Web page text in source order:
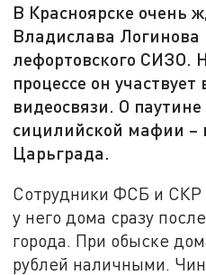
В Красноярске очень
Владислава Логинова
лефортовского СИЗО.
процессе он
видеосвязи. О
сицилийской мафии –
Царьграда.
Сотрудники ФСБ и СКР
у него дома сразу
города. При обыске
рублей наличными.